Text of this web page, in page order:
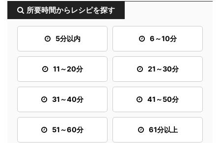
所要時間からレシピを探す
5分以内 6～10分
11～20分 21～30分
31～40分 41～50分
51～60分 61分以上